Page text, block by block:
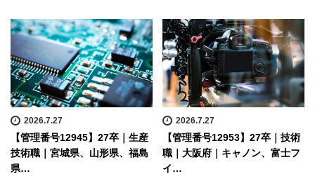
2026.7.27
【管理番号12945】27卒｜生産
技術職｜宮城県、山形県、福島
県…
2026.7.27
【管理番号12953】27卒｜技術
職｜大阪府｜キャノン、富士フ
イ…